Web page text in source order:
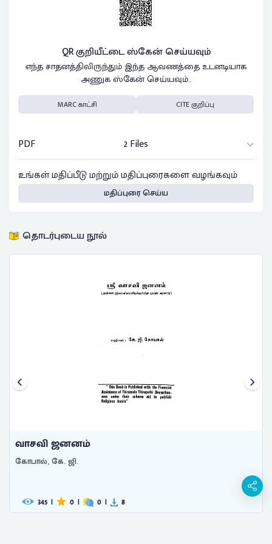
QR குறியீட்டை ஸ்கேன் செய்யவும்
எந்த சாதனத்திலிருந்தும் இந்த ஆவணத்தை உடனடியாக
அணுக ஸ்கேன் செய்யவும்..
MARC காட்சி CITE குறிப்பு
PDF
2 Files
உங்கள் மதிப்பீடு மற்றும் மதிப்புரைகளை வழங்கவும்
மதிப்புரை செய்ய
தொடர்புடைய நூல்
வாசவி ஜனனம்
கோபால், கே. ஜி.
345 | 0 | 0 | 8